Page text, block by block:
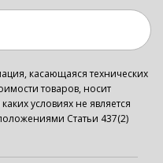
касающаяся технических
товаров, носит
условиях не является
Статьи 437(2)